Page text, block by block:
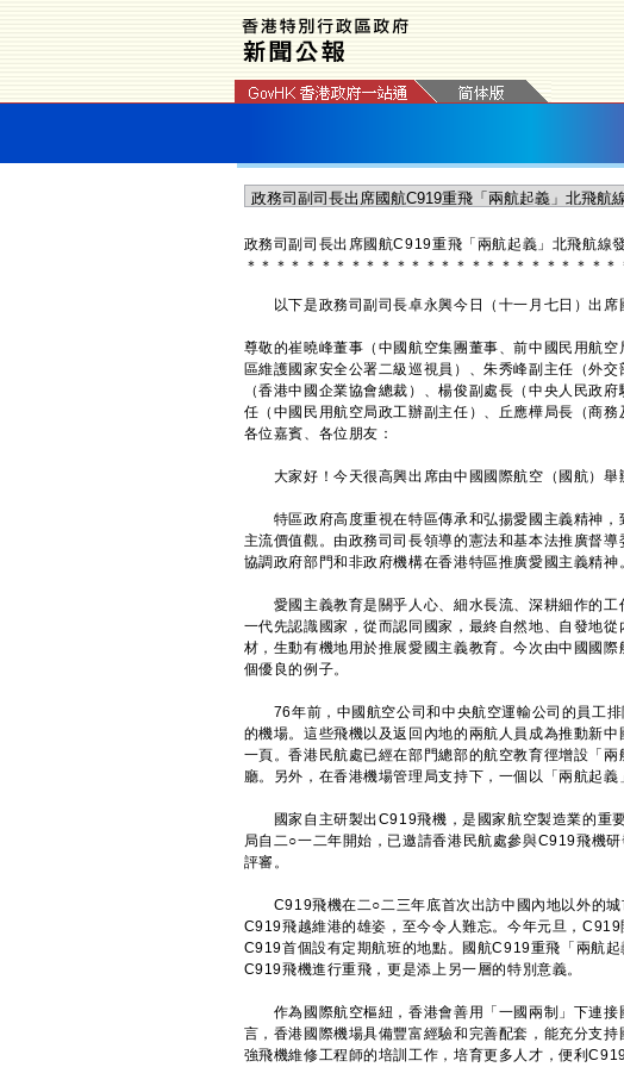
政務司副司長出席國航C919重飛「兩航起義」北飛航線
＊ ＊ ＊ ＊ ＊ ＊ ＊ ＊ ＊ ＊ ＊ ＊ ＊ ＊ ＊ ＊ ＊ ＊ ＊ ＊ ＊ ＊ ＊ ＊ ＊
以下是政務司副司長卓永興今日（十一月七日）出席
尊敬的崔曉峰董事（中國航空集團董事、前中國民用航
區維護國家安全公署二級巡視員）、朱秀峰副主任（外
（香港中國企業協會總裁）、楊俊副處長（中央人民政
任（中國民用航空局政工辦副主任）、丘應樺局長（商
各位嘉賓、各位朋友：
大家好！今天很高興出席由中國國際航空（國航）舉
特區政府高度重視在特區傳承和弘揚愛國主義精神，
主流價值觀。由政務司司長領導的憲法和基本法推廣督
協調政府部門和非政府機構在香港特區推廣愛國主義精神
愛國主義教育是關乎人心、細水長流、深耕細作的工
一代先認識國家，從而認同國家，最終自然地、自發地
材，生動有機地用於推展愛國主義教育。今次由中國國
個優良的例子。
76年前，中國航空公司和中央航空運輸公司的員工排
的機場。這些飛機以及返回內地的兩航人員成為推動新
一頁。香港民航處已經在部門總部的航空教育徑增設「
廳。另外，在香港機場管理局支持下，一個以「兩航起
國家自主研製出C919飛機，是國家航空製造業的重
局自二○一二年開始，已邀請香港民航處參與C919飛機
評審。
C919飛機在二○二三年底首次出訪中國內地以外的城
C919飛越維港的雄姿，至今令人難忘。今年元旦，
C919首個設有定期航班的地點。國航C919重飛「兩航
C919飛機進行重飛，更是添上另一層的特別意義。
作為國際航空樞紐，香港會善用「一國兩制」下連接
言，香港國際機場具備豐富經驗和完善配套，能充分支
強飛機維修工程師的培訓工作，培育更多人才，便利